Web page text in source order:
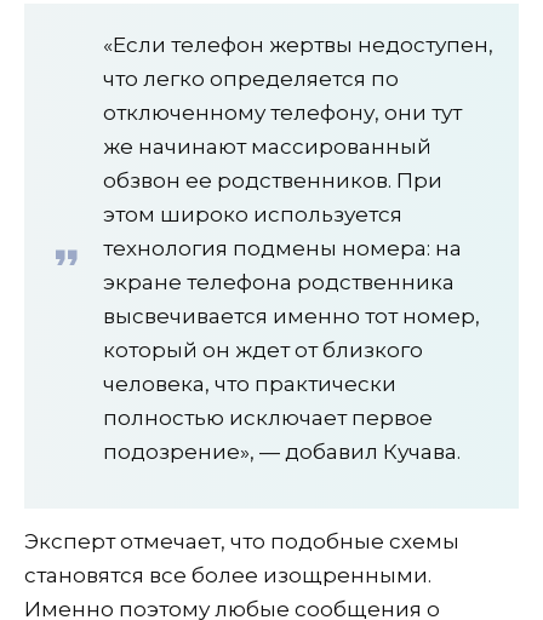
«Если телефон жертвы недоступен,
что легко определяется по
отключенному телефону, они тут
же начинают массированный
обзвон ее родственников. При
этом широко используется
технология подмены номера: на
экране телефона родственника
высвечивается именно тот номер,
который он ждет от близкого
человека, что практически
полностью исключает первое
подозрение», — добавил Кучава.
Эксперт отмечает, что подобные схемы
становятся все более изощренными.
Именно поэтому любые сообщения о